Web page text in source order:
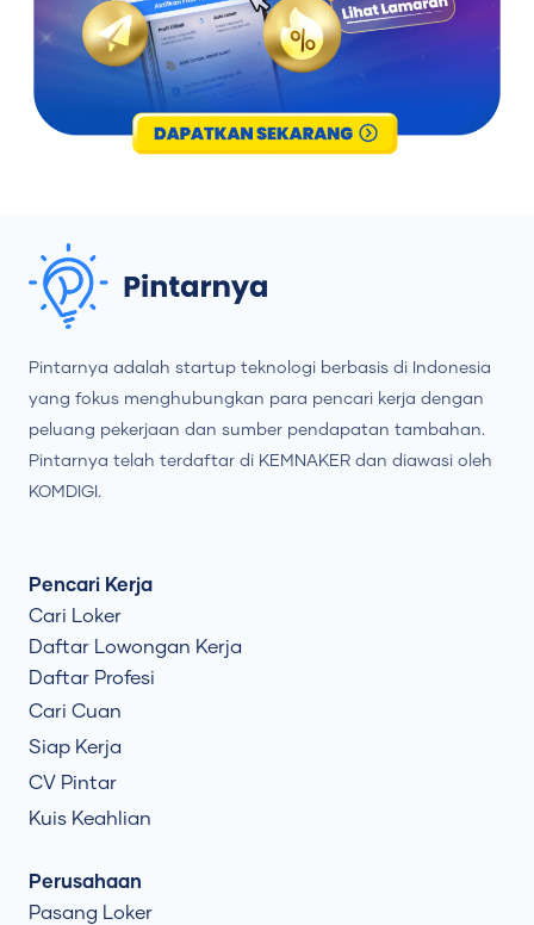
Pintarnya adalah startup teknologi berbasis di Indonesia
yang fokus menghubungkan para pencari kerja dengan
peluang pekerjaan dan sumber pendapatan tambahan.
Pintarnya telah terdaftar di KEMNAKER dan diawasi oleh
KOMDIGI.
Pencari Kerja
Cari Loker
Daftar Lowongan Kerja
Daftar Profesi
Cari Cuan
Siap Kerja
CV Pintar
Kuis Keahlian
Perusahaan
Pasang Loker